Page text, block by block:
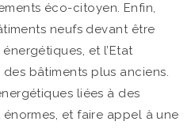
éco-citoyen. Enfin,
neufs devant être
et l’Etat
bâtiments plus anciens.
liées à des
et faire appel à une